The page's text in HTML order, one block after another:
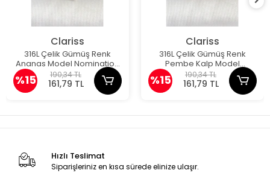
Clariss
316L Çelik Gümüş Renk
Ananas Model Nomination
Charm
%15 190,34 TL
161,79 TL
Clariss
316L Çelik Gümüş Renk
Pembe Kalp Model
Nomination Charm
%15 190,34 TL
161,79 TL
Hızlı Teslimat
Siparişleriniz en kısa sürede elinize ulaşır.